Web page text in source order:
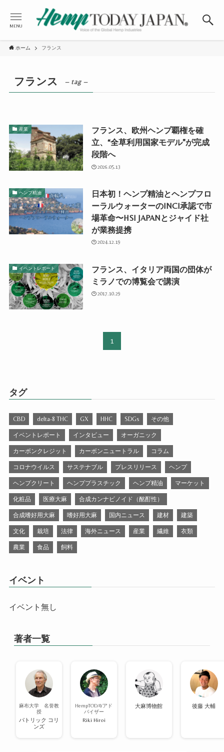
MENU
ホーム フランス
フランス – tag –
産業
フランス、欧州ヘンプ覇権を確
立、“全草利用国家モデル”が完成
段階へ
2026.05.13
ヘンプ精油
日本初！ヘンプ精油とヘンプフロ
ーラルウォーターのINCI承認で市
場革命〜HSI JAPANとジャイド社
が業務提携
2024.12.19
イベントレポート
フランス、イタリア両国の団体が
ミラノでの博覧会で講演
2017.10.29
1
タグ
CBD delta-8 THC GX HHC SDGs その他
イベントレポート インタビュー オーガニック
カーボンクレジット カーボンニュートラル コラム
コロナウイルス サステナブル プレスリリース ヘンプ
ヘンプクリート ヘンププラスチック ヘンプ精油 マーケット
化粧品 医療大麻 合成カンナビノイド（酩酊性）
合成嗜好用大麻 嗜好用大麻 国内ニュース 建材 建築
文化 栽培 法律 海外ニュース 産業 繊維 衣類
農業 食品 飼料
イベント
イベント無し
著者一覧
麻布大学 名誉教
授
パトリック コリ
ンズ
HempTODAYアド
バイザー
Riki Hiroi
大麻博物館 後藤 大輔